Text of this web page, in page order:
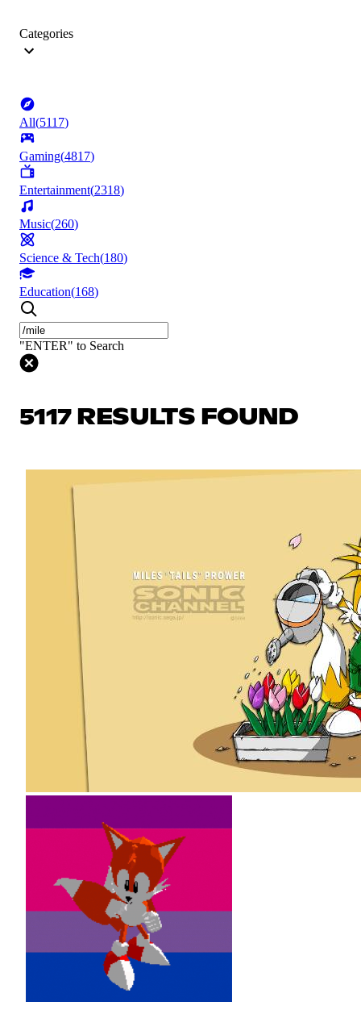
Categories
All(5117)
Gaming(4817)
Entertainment(2318)
Music(260)
Science & Tech(180)
Education(168)
"ENTER" to Search
5117 RESULTS FOUND